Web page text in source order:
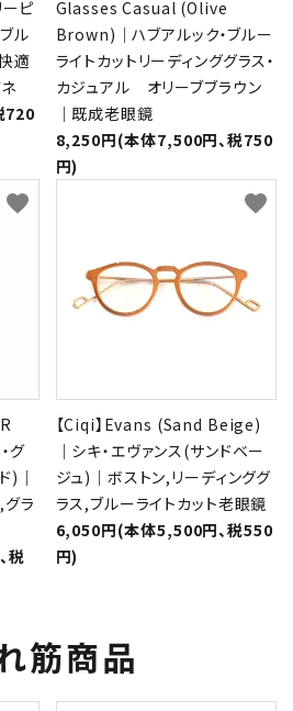
ピ
ル
適
720
Glasses Casual (Olive
Brown)｜ハブアルック・ブルー
ライトカットリーディンググラス・
カジュアル オリーブブラウン
｜既成老眼鏡
8,250円(本体7,500円、税750
円)
グ
)｜
ラ
税
favorite
【Ciqi】Evans (Sand Beige)
｜シキ・エヴァンス(サンドベー
ジュ)｜ボストン,リーディンググ
ラス,ブルーライトカット老眼鏡
6,050円(本体5,500円、税550
円)
favorite
筋商品